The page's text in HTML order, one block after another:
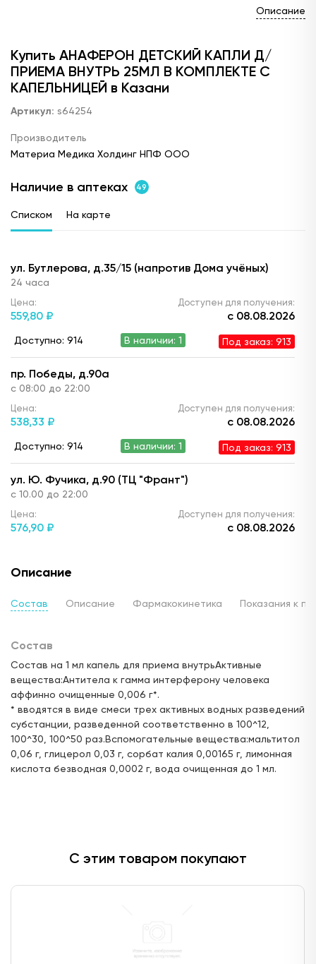
Описание
Купить АНАФЕРОН ДЕТСКИЙ КАПЛИ Д/
ПРИЕМА ВНУТРЬ 25МЛ В КОМПЛЕКТЕ С
КАПЕЛЬНИЦЕЙ в Казани
Артикул: s64254
Производитель
Материа Медика Холдинг НПФ ООО
Наличие в аптеках 49
Списком На карте
ул. Бутлерова, д.35/15 (напротив Дома учёных)
24 часа
Цена:
559,80 ₽
Доступен для получения:
с 08.08.2026
Доступно: 914 В наличии: 1 Под заказ: 913
пр. Победы, д.90а
с 08:00 до 22:00
Цена:
538,33 ₽
Доступен для получения:
с 08.08.2026
Доступно: 914 В наличии: 1 Под заказ: 913
ул. Ю. Фучика, д.90 (ТЦ "Франт")
с 10.00 до 22:00
Цена:
576,90 ₽
Доступен для получения:
с 08.08.2026
с 08:00 до 22:00
ул. Ак. Парина, д.6 (напротив деревни
Универсиады)
24 часа
Цена:
542, 06 ₽
Доступен для получения:
с 08.08.2026
Доступен для получения:
ул. Мира, д.7 (ост. ул.Советская)
Описание
Состав Описание Фармакокинетика Показания к
Состав
Состав на 1 мл капель для приема внутрьАктивные
вещества:Антитела к гамма интерферону человека
аффинно очищенные 0,006 г*.
* вводятся в виде смеси трех активных водных разведений
субстанции, разведенной соответственно в 100^12,
100^30, 100^50 раз.Вспомогательные вещества:мальтитол
0,06 г, глицерол 0,03 г, сорбат калия 0,00165 г, лимонная
кислота безводная 0,0002 г, вода очищенная до 1 мл.
С этим товаром покупают